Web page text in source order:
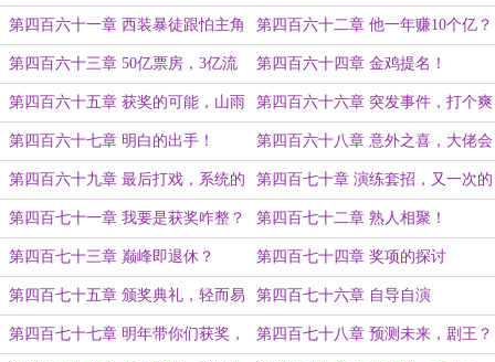
场戏
第四百六十一章 西装暴徒跟怕主角
被他打死！
第四百六十二章 他一年赚10个亿？
第四百六十三章 50亿票房，3亿流
水？
第四百六十四章 金鸡提名！
第四百六十五章 获奖的可能，山雨
欲来风满楼
第四百六十六章 突发事件，打个爽
快！
第四百六十七章 明白的出手！ 第四百六十八章 意外之喜，大佬会
面！
第四百六十九章 最后打戏，系统的
能力！
第四百七十章 演练套招，又一次的
颁奖典礼！
第四百七十一章 我要是获奖咋整？ 第四百七十二章 熟人相聚！
第四百七十三章 巅峰即退休？ 第四百七十四章 奖项的探讨
第四百七十五章 颁奖典礼，轻而易
举的C位！
第四百七十六章 自导自演
第四百七十七章 明年带你们获奖， 第四百七十八章 预测未来，剧王？